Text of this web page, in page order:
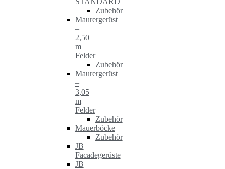
Zubehör
Maurergerüst
–
2,50
m
Felder
Zubehör
Maurergerüst
–
3,05
m
Felder
Zubehör
Mauerböcke
Zubehör
JB
Facadegerüste
JB